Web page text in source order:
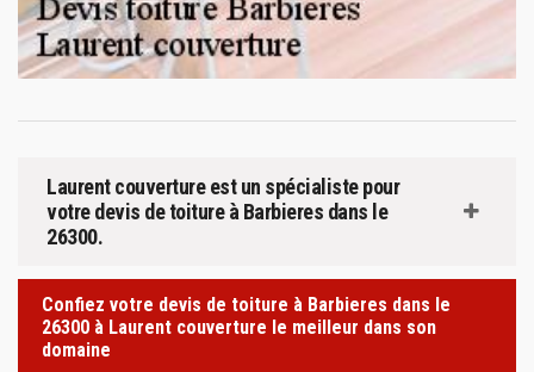
Laurent couverture est un spécialiste pour
votre devis de toiture à Barbieres dans le
26300.
Confiez votre devis de toiture à Barbieres dans le
26300 à Laurent couverture le meilleur dans son
domaine